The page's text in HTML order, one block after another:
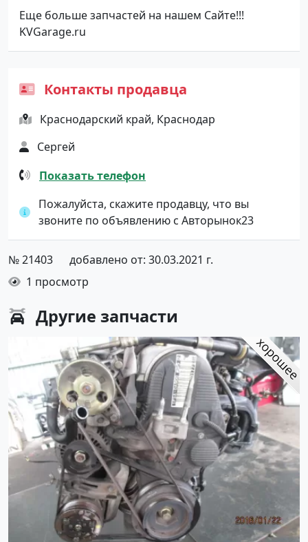
Еще больше запчастей на нашем Сайте!!!
KVGarage.ru
Контакты продавца
Краснодарский край, Краснодар
Сергей
Показать телефон
Пожалуйста, скажите продавцу, что вы
звоните по объявлению с Авторынок23
№ 21403
добавлено от: 30.03.2021 г.
1 просмотр
Другие запчасти